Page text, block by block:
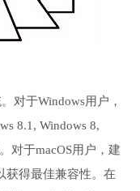
对于Windows用户，
8.1, Windows 8,
对于macOS用户，建
获得最佳兼容性。在